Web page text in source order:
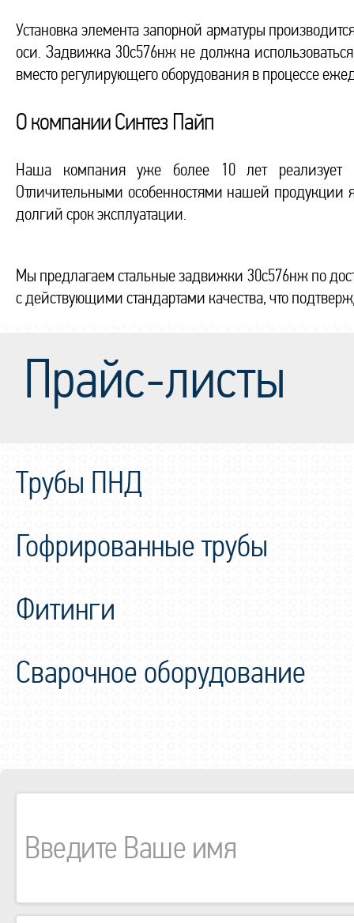
Установка элемента запорной арматуры
оси. Задвижка 30с576нж не должна
вместо регулирующего оборудования в процессе
О компании Синтез Пайп
Наша компания уже более 10 лет реализует
Отличительными особенностями нашей продукции
долгий срок эксплуатации.
Мы предлагаем стальные задвижки 30с576нж по
с действующими стандартами качества, что
Прайс-листы
Трубы ПНД
Гофрированные трубы
Фитинги
Сварочное оборудование